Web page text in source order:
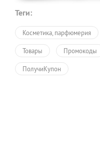
Теги:
Косметика, парфюмерия
Товары Промокоды
ПолучиКупон